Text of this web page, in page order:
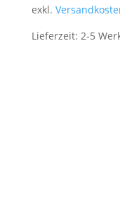
exkl.
Lieferzeit: 2-5